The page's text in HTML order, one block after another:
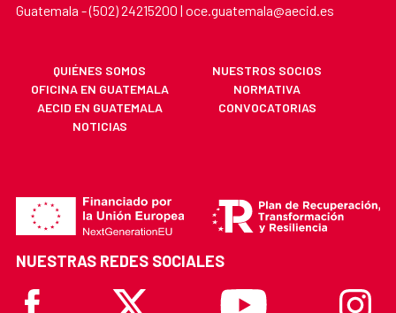
Guatemala - (502) 24215200 | oce.guatemala@aecid.es
QUIÉNES SOMOS
NUESTROS SOCIOS
OFICINA EN GUATEMALA
NORMATIVA
AECID EN GUATEMALA
CONVOCATORIAS
NOTICIAS
NUESTRAS REDES SOCIALES
Facebook
X Youtube